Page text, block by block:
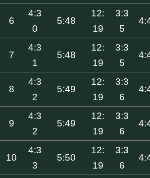
6
4:3
0
5:48
12:
19
3:3
5
7
4:3
1
5:48
12:
19
3:3
5
8
4:3
2
5:49
12:
19
3:3
6
9
4:3
2
5:49
12:
19
3:3
6
10
4:3
3
5:50
12:
19
3:3
6